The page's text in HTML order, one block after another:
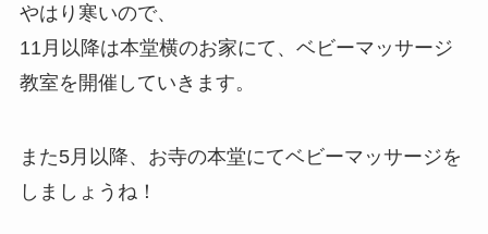
やはり寒いので、
11月以降は本堂横のお家にて、ベビーマッサージ
教室を開催していきます。
また5月以降、お寺の本堂にてベビーマッサージを
しましょうね！